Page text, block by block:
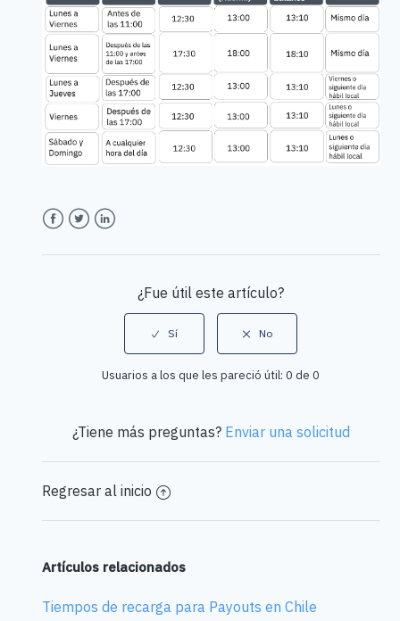
¿Fue útil este artículo?
Usuarios a los que les pareció útil: 0 de 0
¿Tiene más preguntas? Enviar una solicitud
Regresar al inicio
Artículos relacionados
Tiempos de recarga para Payouts en Chile